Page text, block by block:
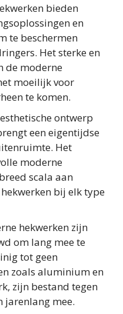
bieden
en
te beschermen
Het sterke en
de moderne
moeilijk voor
te komen.
ontwerp
een eigentijdse
Het
moderne
scala aan
bij elk type
hekwerken zijn
om lang mee te
tot geen
zoals aluminium en
zijn bestand tegen
jarenlang mee.